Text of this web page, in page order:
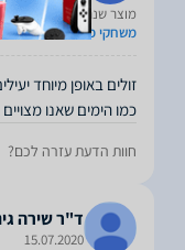
מוצר שנרכש:
משחקי פלימוביל
זולים באופן מיוחד
כמו הימים שאנו
חוות הדעת עזרה לכם?
ד"ר שירה
15.07.2020